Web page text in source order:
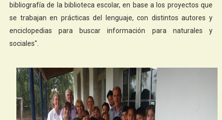
bibliografía de la biblioteca escolar, en base a los proyectos que
se trabajan en prácticas del lenguaje, con distintos autores y
enciclopedias para buscar información para naturales y
sociales".